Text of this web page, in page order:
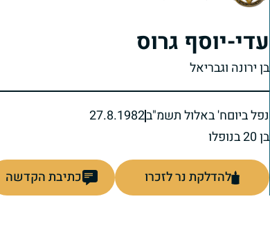
עדי-יוסף גרוס
בן ירונה וגבריאל
נפל ביוםח' באלול תשמ"ב27.8.1982
בן 20 בנופלו
להדלקת נר לזכרו כתיבת הקדשה